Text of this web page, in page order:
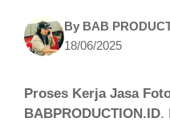
By BAB
18/06/2025
Proses Kerja Jasa
BABPRODUCTION.ID.